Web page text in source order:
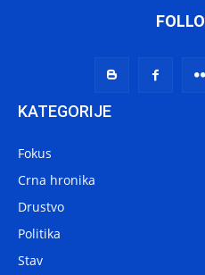
KATEGORIJE
Fokus
Crna hronika
Drustvo
Politika
Stav